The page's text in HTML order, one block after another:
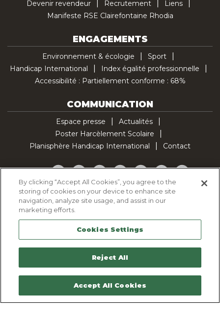
Devenir revendeur
Recrutement
Liens
Manifeste RSE Clairefontaine Rhodia
ENGAGEMENTS
Environnement & écologie
Sport
Handicap International
Index égalité professionnelle
Accessibilité : Partiellement conforme : 68%
COMMUNICATION
Espace presse
Actualités
Poster Harcèlement Scolaire
Planisphère Handicap International
Contact
Facebook
TwitterYouTubePinterestInstagramLinkedInTikTok
Politique d'utilisation des cookies
Politique de confidentialité
Mentions légales
Plan du site
Contactez-nous
By clicking “Accept All Cookies”, you agree to the
storing of cookies on your device to enhance site
navigation, analyze site usage, and assist in our
marketing efforts.
Cookies Settings
Reject All
Accept All Cookies